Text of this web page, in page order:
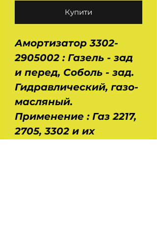
Купити
Амортизатор 3302-
2905002 : Газель - зад
и перед, Соболь - зад.
Гидравлический, газо-
масляный.
Применение : Газ 2217,
2705, 3302 и их